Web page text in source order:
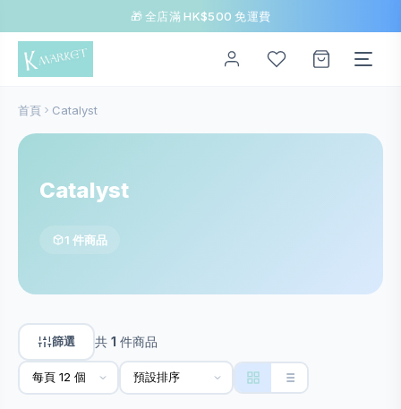
🎁 全店滿 HK$500 免運費
首頁 Catalyst
Catalyst
1 件商品
篩選 共 1 件商品